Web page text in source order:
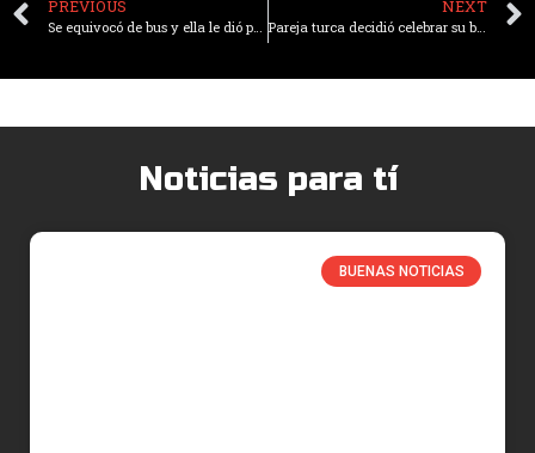
PREVIOUS NEXT
Pareja turca decidió celebrar su boda ayudando a 4000 refugiados sirios
Noticias para tí
BUENAS NOTICIAS